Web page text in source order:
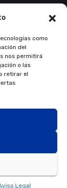
como
del
nos permitirá
o las
retirar el
Legal